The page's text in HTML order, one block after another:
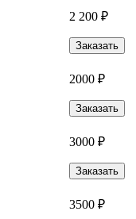
2 200 ₽
Заказать
2000 ₽
Заказать
3000 ₽
Заказать
3500 ₽